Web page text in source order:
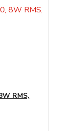
RMS,